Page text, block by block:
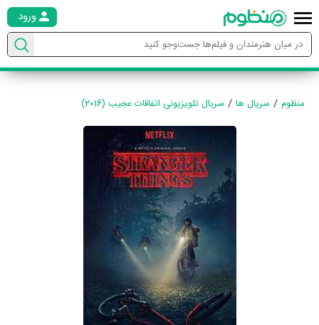
ورود
منظوم سریال ها سریال تلویزیونی اتفاقات عجیب (2016)